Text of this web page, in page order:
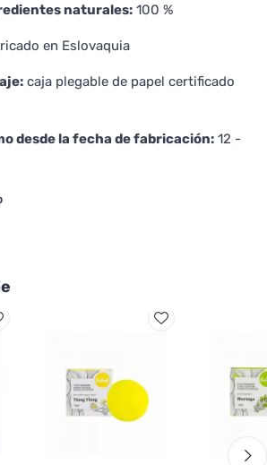
naturales: 100 %
en Eslovaquia
caja plegable de papel certificado
desde la fecha de fabricación: 12 -